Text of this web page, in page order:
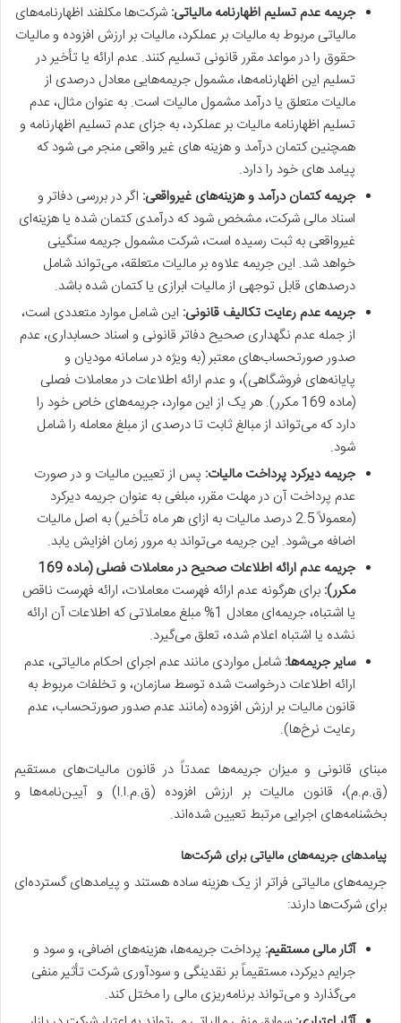
جریمه عدم تسلیم اظهارنامه مالیاتی: شرکت‌ها مکلفند اظهارنامه‌های
مالیاتی مربوط به مالیات بر عملکرد، مالیات بر ارزش افزوده و مالیات
حقوق را در مواعد مقرر قانونی تسلیم کنند. عدم ارائه یا تأخیر در
تسلیم این اظهارنامه‌ها، مشمول جریمه‌هایی معادل درصدی از
مالیات متعلق یا درآمد مشمول مالیات است. به عنوان مثال، عدم
تسلیم اظهارنامه مالیات بر عملکرد، به جزای عدم تسلیم اظهارنامه و
همچنین کتمان درآمد و هزینه های غیر واقعی منجر می شود که
پیامد های خود را دارد.
جریمه کتمان درآمد و هزینه‌های غیرواقعی: اگر در بررسی دفاتر و
اسناد مالی شرکت، مشخص شود که درآمدی کتمان شده یا هزینه‌ای
غیرواقعی به ثبت رسیده است، شرکت مشمول جریمه سنگینی
خواهد شد. این جریمه علاوه بر مالیات متعلقه، می‌تواند شامل
درصدهای قابل توجهی از مالیات ابرازی یا کتمان شده باشد.
جریمه عدم رعایت تکالیف قانونی: این شامل موارد متعددی است،
از جمله عدم نگهداری صحیح دفاتر قانونی و اسناد حسابداری، عدم
صدور صورتحساب‌های معتبر (به ویژه در سامانه مودیان و
پایانه‌های فروشگاهی)، و عدم ارائه اطلاعات در معاملات فصلی
(ماده 169 مکرر). هر یک از این موارد، جریمه‌های خاص خود را
دارد که می‌تواند از مبالغ ثابت تا درصدی از مبلغ معامله را شامل
شود.
جریمه دیرکرد پرداخت مالیات: پس از تعیین مالیات و در صورت
عدم پرداخت آن در مهلت مقرر، مبلغی به عنوان جریمه دیرکرد
(معمولاً 2.5 درصد مالیات به ازای هر ماه تأخیر) به اصل مالیات
اضافه می‌شود. این جریمه می‌تواند به مرور زمان افزایش یابد.
جریمه عدم ارائه اطلاعات صحیح در معاملات فصلی (ماده 169
مکرر): برای هرگونه عدم ارائه فهرست معاملات، ارائه فهرست ناقص
یا اشتباه، جریمه‌ای معادل 1% مبلغ معاملاتی که اطلاعات آن ارائه
نشده یا اشتباه اعلام شده، تعلق می‌گیرد.
سایر جریمه‌ها: شامل مواردی مانند عدم اجرای احکام مالیاتی، عدم
ارائه اطلاعات درخواست شده توسط سازمان، و تخلفات مربوط به
قانون مالیات بر ارزش افزوده (مانند عدم صدور صورتحساب، عدم
رعایت نرخ‌ها).
مبنای قانونی و میزان جریمه‌ها عمدتاً در قانون مالیات‌های مستقیم
(ق.م.م)، قانون مالیات بر ارزش افزوده (ق.م.ا.ا) و آیین‌نامه‌ها و
بخشنامه‌های اجرایی مرتبط تعیین شده‌اند.
پیامدهای جریمه‌های مالیاتی برای شرکت‌ها
جریمه‌های مالیاتی فراتر از یک هزینه ساده هستند و پیامدهای گسترده‌ای
برای شرکت‌ها دارند:
آثار مالی مستقیم: پرداخت جریمه‌ها، هزینه‌های اضافی، و سود و
جرایم دیرکرد، مستقیماً بر نقدینگی و سودآوری شرکت تأثیر منفی
می‌گذارد و می‌تواند برنامه‌ریزی مالی را مختل کند.